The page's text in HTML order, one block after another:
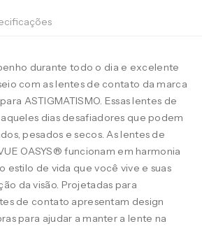
durante todo o dia e excelente
com as lentes de contato da marca
ASTIGMATISMO. Essas lentes de
dias desafiadores que podem
pesados e secos. As lentes de
OASYS® funcionam em harmonia
estilo de vida que você vive e suas
da visão. Projetadas para
de contato apresentam design
para ajudar a manter a lente na